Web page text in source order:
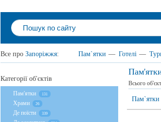
Все про Запоріжжя: Пам`ятки — Готелі —
Всього
Пам`ятки
Категорії об'єктів
Пам'ятки 131
Храми 26
Де поїсти 339